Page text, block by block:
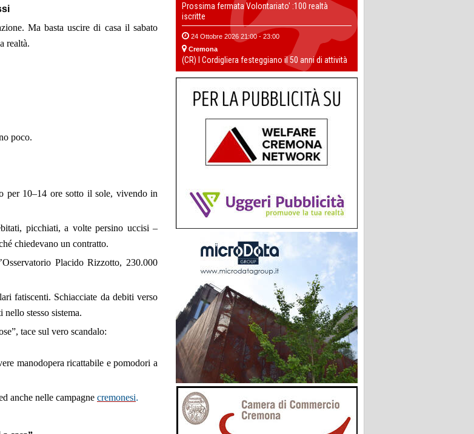
Ma basta uscire di casa il sabato
realtà.
poco.
per 10–14 ore sotto il sole, vivendo in
picchiati, a volte persino uccisi –
chiedevano un contratto.
Placido Rizzotto, 230.000
fatiscenti. Schiacciate da debiti verso
stesso sistema.
tace sul vero scandalo:
manodopera ricattabile e pomodori a
anche nelle campagne cremonesi.
Prossima fermata Volontariato' :100 realtà
iscritte
24 Ottobre 2026 21:00 - 23:00
Cremona
(CR) I Cordigliera festeggiano il 50 anni di attività